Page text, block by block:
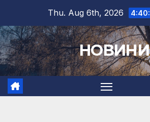
content
Thu. Aug 6th, 2026
НОВИНИ